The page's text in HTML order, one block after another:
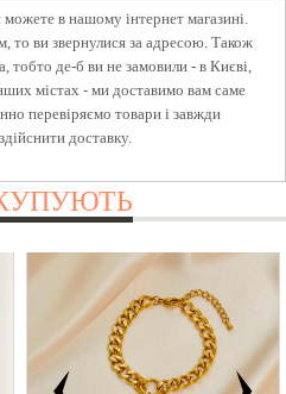
в нашому інтернет магазині.
то ви звернулися за адресою. Також
тобто де-б ви не замовили - в Києві,
містах - ми доставимо вам саме
перевіряємо товари і завжди
доставку.